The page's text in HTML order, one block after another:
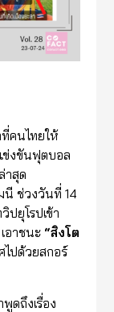
คนไทยให้
ข่งขันฟุตบอล
าสุด
นี ช่วงวันที่ 14
ปยุโรปเข้า
เอาชนะ “สิงโต
ไปด้วยสกอร์
ดถึงเรื่อง